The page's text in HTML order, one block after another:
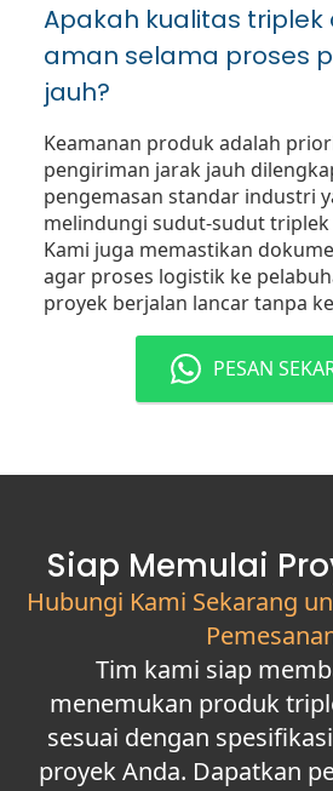
Apakah kualitas triplek
aman selama proses
jauh?
Keamanan produk adalah
pengiriman jarak jauh
pengemasan standar industri
melindungi sudut-sudut
Kami juga memastikan
agar proses logistik ke
proyek berjalan lancar tanpa
PESAN
Siap Memulai
Hubungi Kami Sekarang
Tim kami siap
menemukan produk
sesuai dengan
proyek Anda. Dapatkan